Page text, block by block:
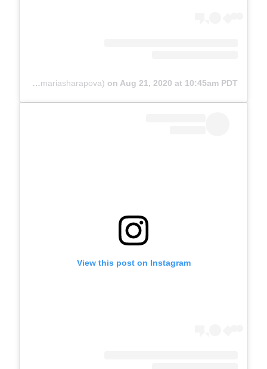
A post shared by Maria Sharapova (@mariasharapova) on Aug 21, 2020 at 10:45am PDT
View this post on Instagram